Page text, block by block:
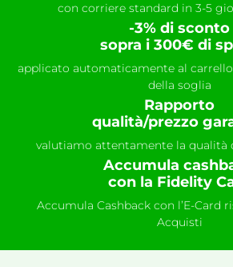
con corriere standard in 3-5
-3% di sconto
sopra i 300€ di
applicato automaticamente al
della soglia
Rapporto
qualità/prezzo
valutiamo attentamente la
Accumula
con la Fidelity
Accumula Cashback con l’E-Card
Acquisti